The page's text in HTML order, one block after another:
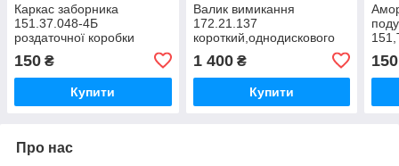
Каркас заборника
151.37.048-4Б
роздаточної коробки
ХТЗ-17021,ХТЗ-17221,ХТЗ-16131.Т-156
150 ₴
Купити
Валик вимикання
172.21.137
короткий,однодискового
Т-151,Т-156,Т-17221,Т-17021,Т-
1 400₴
Купити
150
Про нас